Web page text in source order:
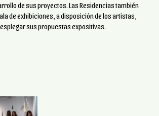
de sus proyectos. Las Residencias también
de exhibiciones, a disposición de los artistas,
sus propuestas expositivas.